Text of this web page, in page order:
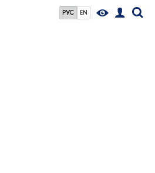
РУС EN